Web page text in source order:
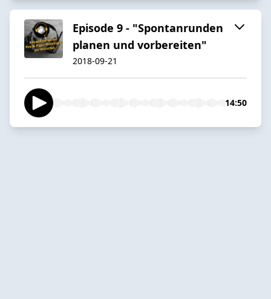
Episode 9 - "Spontanrunden
planen und vorbereiten"
2018-09-21
14:50